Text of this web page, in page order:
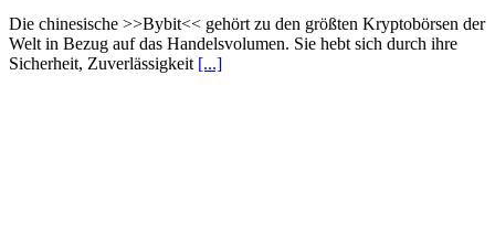
Die chinesische >>Bybit<< gehört zu den größten Kryptobörsen der
Welt in Bezug auf das Handelsvolumen. Sie hebt sich durch ihre
Sicherheit, Zuverlässigkeit [...]